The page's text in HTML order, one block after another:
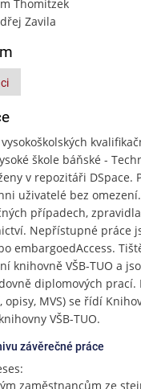
Thomitzek
Zavila
škole báňské -
v repozitáři DSpace.
uživatelé bez
případech,
Nepřístupné práce
embargoedAccess.
knihovně VŠB-TUO a
diplomových prací.
opisy, MVS) se řídí
VŠB-TUO.
závěrečné práce
zaměstnancům ze